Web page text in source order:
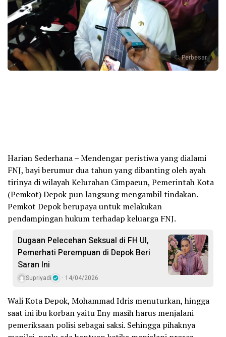
Perbesar
Harian Sederhana – Mendengar peristiwa yang dialami
FNJ, bayi berumur dua tahun yang dibanting oleh ayah
tirinya di wilayah Kelurahan Cimpaeun, Pemerintah Kota
(Pemkot) Depok pun langsung mengambil tindakan.
Pemkot Depok berupaya untuk melakukan
pendampingan hukum terhadap keluarga FNJ.
Dugaan Pelecehan Seksual di FH UI,
Pemerhati Perempuan di Depok Beri
Saran Ini
Supriyadi 14/04/2026
Wali Kota Depok, Mohammad Idris menuturkan, hingga
saat ini ibu korban yaitu Eny masih harus menjalani
pemeriksaan polisi sebagai saksi. Sehingga pihaknya